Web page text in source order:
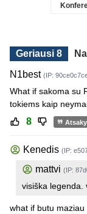
Geriausi 8
N1best (IP:
What if sakoma su
tokiems kaip
8
Kenedis (IP:
mattvi (IP:
visiška legenda.
what if butu